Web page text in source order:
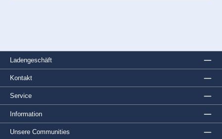
Ladengeschäft
Service
Information
Kontakt
Unsere Communities